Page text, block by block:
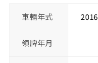
車輛年式 2016
領牌年月